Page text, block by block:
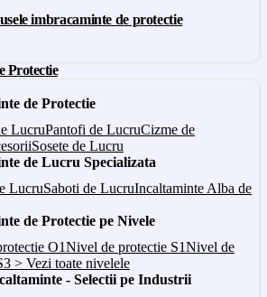
imbracaminte de protectie
Protectie
de Protectie
LucruPantofi de LucruCizme de
Sosete de Lucru
de Lucru Specializata
LucruSaboti de LucruIncaltaminte Alba de
de Protectie pe Nivele
O1Nivel de protectie S1Nivel de
> Vezi toate nivelele
- Selectii pe Industrii